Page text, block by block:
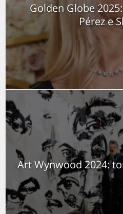
Golden Globe
Pérez e
Art Wynwood 2024: